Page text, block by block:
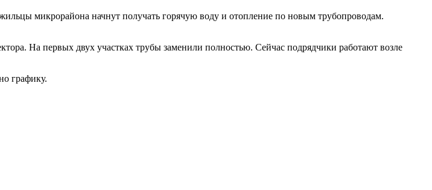
микрорайона начнут получать горячую воду и отопление по новым трубопроводам.
На первых двух участках трубы заменили полностью. Сейчас подрядчики работают возле
графику.